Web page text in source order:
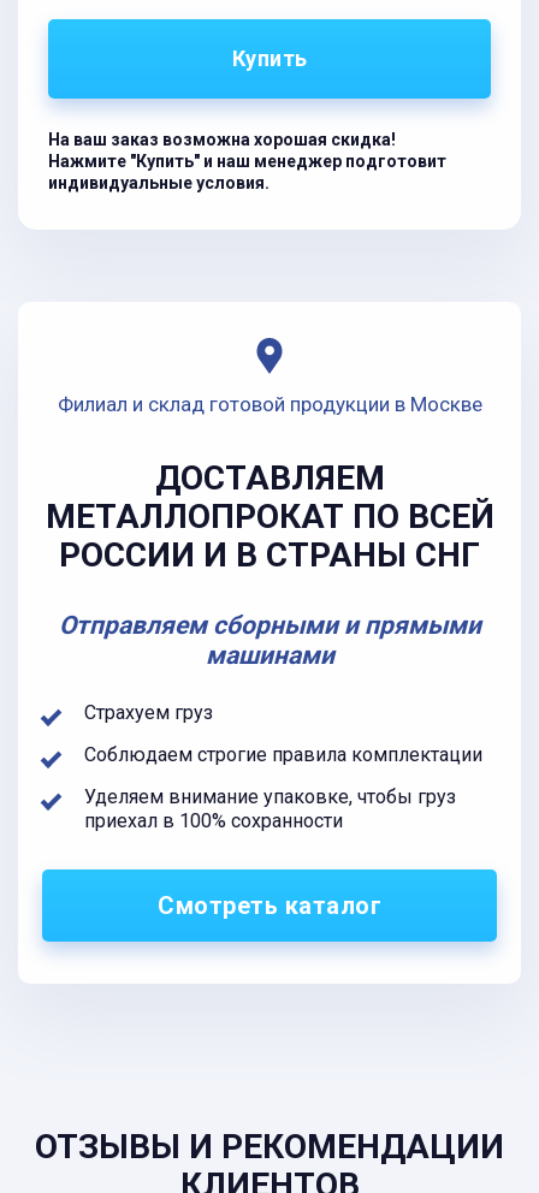
Купить
На ваш заказ возможна хорошая скидка!
Нажмите "Купить" и наш менеджер подготовит
индивидуальные условия.
Филиал и склад готовой продукции в Москве
ДОСТАВЛЯЕМ
МЕТАЛЛОПРОКАТ ПО ВСЕЙ
РОССИИ И В СТРАНЫ СНГ
Отправляем сборными и прямыми
машинами
Страхуем груз
Соблюдаем строгие правила комплектации
Уделяем внимание упаковке, чтобы груз
приехал в 100% сохранности
Смотреть каталог
ОТЗЫВЫ И РЕКОМЕНДАЦИИ